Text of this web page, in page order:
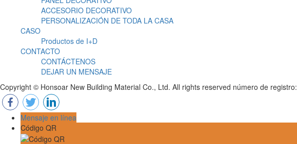
ACCESORIO DECORATIVO
PERSONALIZACIÓN DE TODA LA CASA
CASO
Productos de I+D
CONTACTO
CONTÁCTENOS
DEJAR UN MENSAJE
Copyright © Honsoar New Building Material Co., Ltd. All rights reserved número de registro:
Mensaje en línea
Código QR